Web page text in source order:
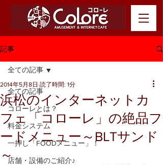
記事
全ての記事
コローレとは？
料金システム
一押し「FOODメニュー」！
店舗・設備のご紹介♪
全ての記事
浜松のインターネットカ
フェ「コローレ」の絶品フ
ードメニュー～BLTサンド
～
2014年5月8日 読了時間: 1分